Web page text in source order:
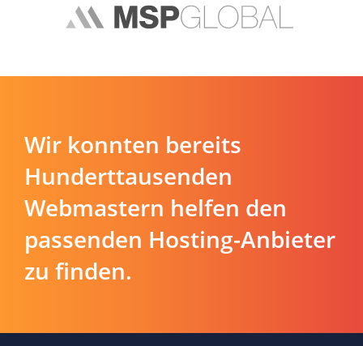
Wir konnten bereits
Hunderttausenden
Webmastern helfen den
passenden Hosting-Anbieter
zu finden.